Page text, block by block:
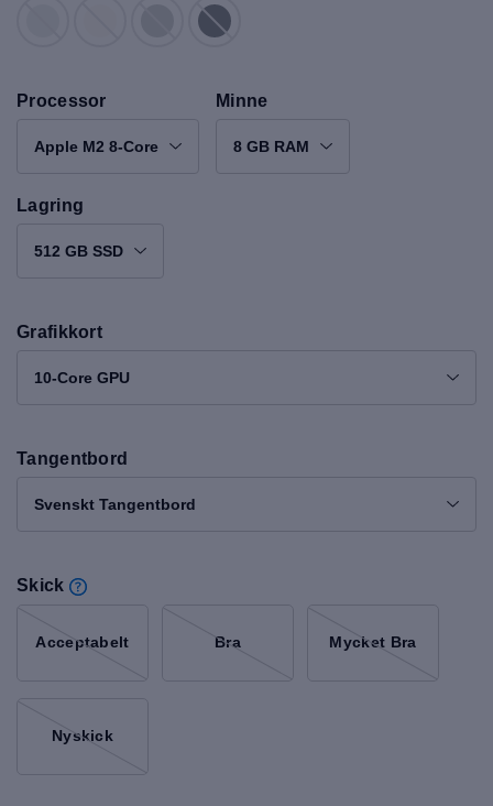
Processor
Apple M2 8-Core
Minne
8 GB RAM
Lagring
512 GB SSD
Grafikkort
10-Core GPU
Tangentbord
Svenskt Tangentbord
Skick
Acceptabelt Bra Mycket Bra
Nyskick